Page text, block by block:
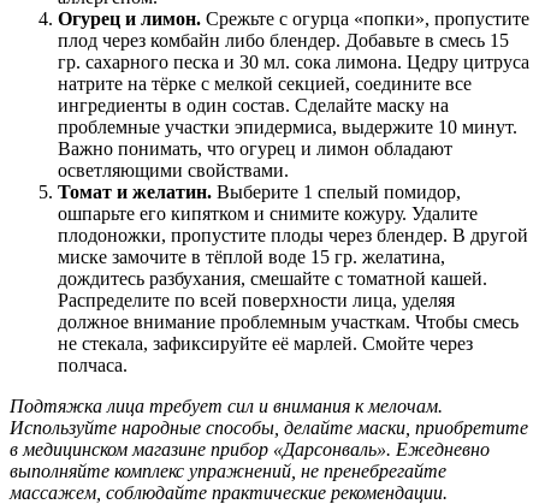
Огурец и лимон. Срежьте с огурца «попки», пропустите
плод через комбайн либо блендер. Добавьте в смесь 15
гр. сахарного песка и 30 мл. сока лимона. Цедру цитруса
натрите на тёрке с мелкой секцией, соедините все
ингредиенты в один состав. Сделайте маску на
проблемные участки эпидермиса, выдержите 10 минут.
Важно понимать, что огурец и лимон обладают
осветляющими свойствами.
Томат и желатин. Выберите 1 спелый помидор,
ошпарьте его кипятком и снимите кожуру. Удалите
плодоножки, пропустите плоды через блендер. В другой
миске замочите в тёплой воде 15 гр. желатина,
дождитесь разбухания, смешайте с томатной кашей.
Распределите по всей поверхности лица, уделяя
должное внимание проблемным участкам. Чтобы смесь
не стекала, зафиксируйте её марлей. Смойте через
полчаса.
Подтяжка лица требует сил и внимания к мелочам.
Используйте народные способы, делайте маски, приобретите
в медицинском магазине прибор «Дарсонваль». Ежедневно
выполняйте комплекс упражнений, не пренебрегайте
массажем, соблюдайте практические рекомендации.